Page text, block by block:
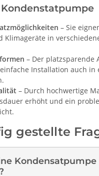
– Sie
Klimageräte in
– Der platzsparende
Installation auch in
– Durch hochwertige
erhöht und ein
gestellte
Kondensatpumpe